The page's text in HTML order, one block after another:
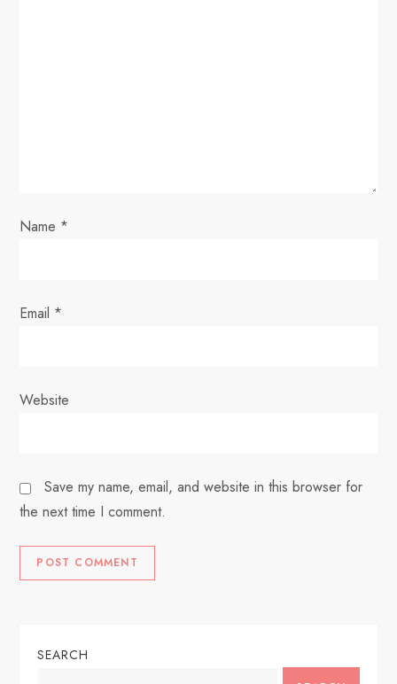
o
Name *
Email *
Website
Save my name, email, and website in this browser for
the next time I comment.
SEARCH